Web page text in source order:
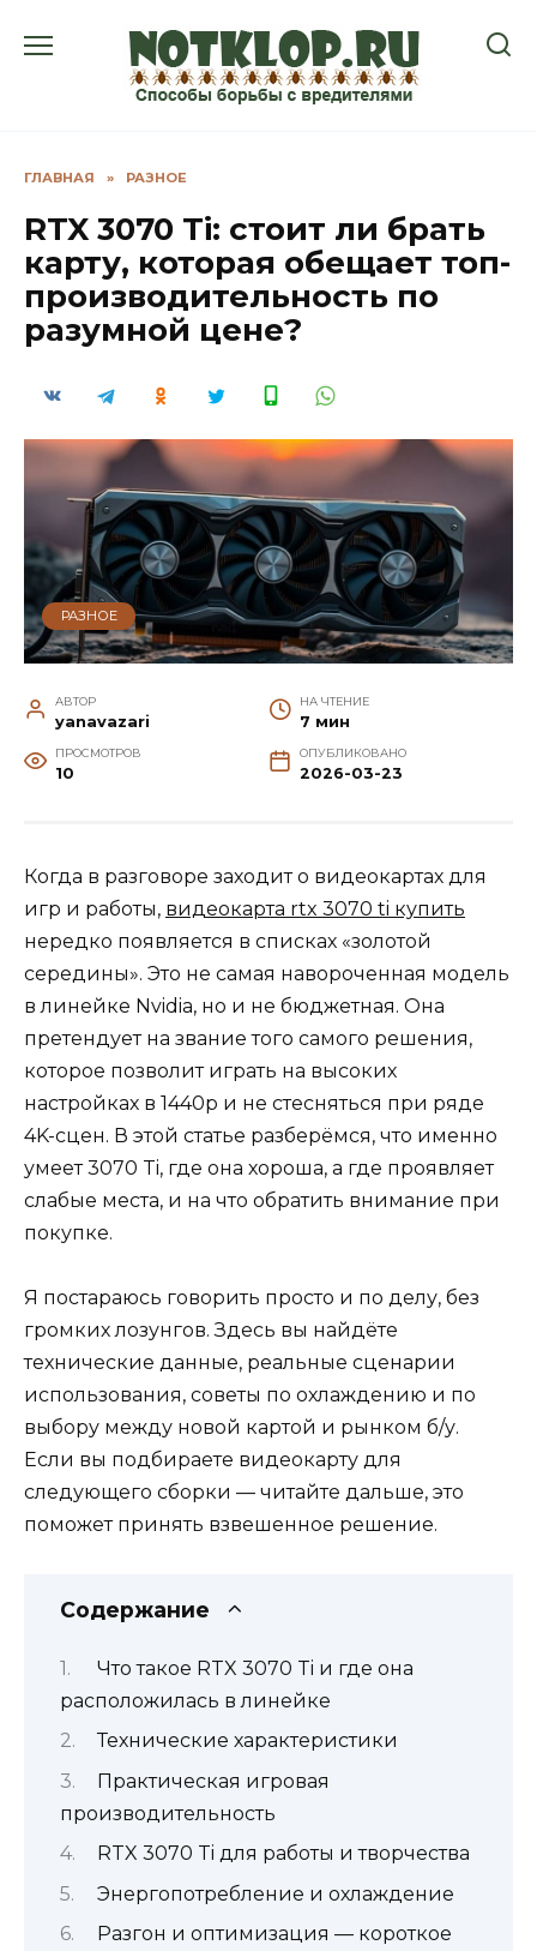
содержанию
ГЛАВНАЯ » РАЗНОЕ
RTX 3070 Ti: стоит ли брать
карту, которая обещает топ-
производительность по
разумной цене?
РАЗНОЕ
АВТОР
yanavazari
НА ЧТЕНИЕ
7 мин
ПРОСМОТРОВ
10
ОПУБЛИКОВАНО
2026-03-23
Когда в разговоре заходит о видеокартах для
игр и работы, видеокарта rtx 3070 ti купить
нередко появляется в списках «золотой
середины». Это не самая навороченная модель
в линейке Nvidia, но и не бюджетная. Она
претендует на звание того самого решения,
которое позволит играть на высоких
настройках в 1440p и не стесняться при ряде
4K-сцен. В этой статье разберёмся, что именно
умеет 3070 Ti, где она хороша, а где проявляет
слабые места, и на что обратить внимание при
покупке.
Я постараюсь говорить просто и по делу, без
громких лозунгов. Здесь вы найдёте
технические данные, реальные сценарии
использования, советы по охлаждению и по
выбору между новой картой и рынком б/у.
Если вы подбираете видеокарту для
следующего сборки — читайте дальше, это
поможет принять взвешенное решение.
Содержание
Что такое RTX 3070 Ti и где она
расположилась в линейке
Технические характеристики
Практическая игровая
производительность
RTX 3070 Ti для работы и творчества
Энергопотребление и охлаждение
Разгон и оптимизация — короткое